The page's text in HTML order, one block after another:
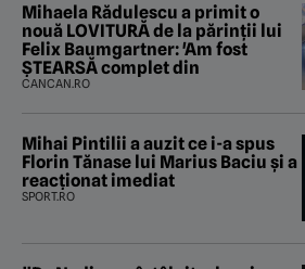
Mihaela Rădulescu a primit o
nouă LOVITURĂ de la părinții lui
Felix Baumgartner: 'Am fost
ȘTEARSĂ complet din
CANCAN.RO
Mihai Pintilii a auzit ce i-a spus
Florin Tănase lui Marius Baciu și a
reacționat imediat
SPORT.RO